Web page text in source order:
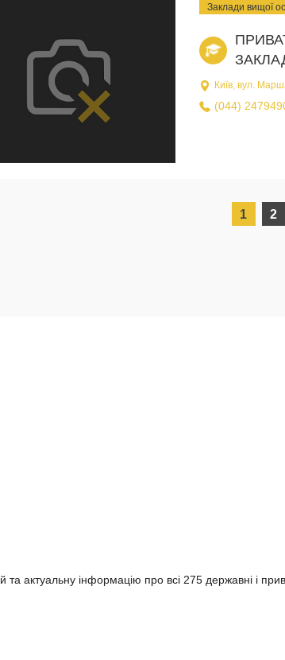
Заклади вищої
Київ, вул.
(044)
1 2
актуальну інформацію про всі 275 державні і